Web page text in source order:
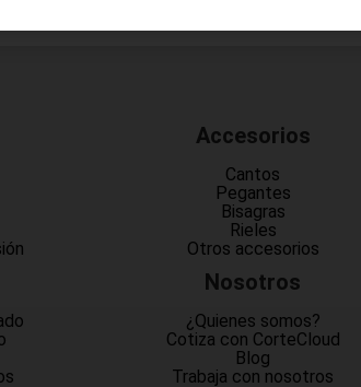
Accesorios
Cantos
Pegantes
Bisagras
Rieles
Otros accesorios
Nosotros
¿Quienes somos?
Cotiza con CorteCloud
Blog
Trabaja con nosotros